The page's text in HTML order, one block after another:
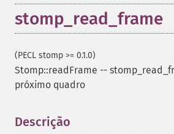
stomp_read_frame
(PECL stomp >= 0.1.0)
Stomp::readFrame --
próximo quadro
Descrição